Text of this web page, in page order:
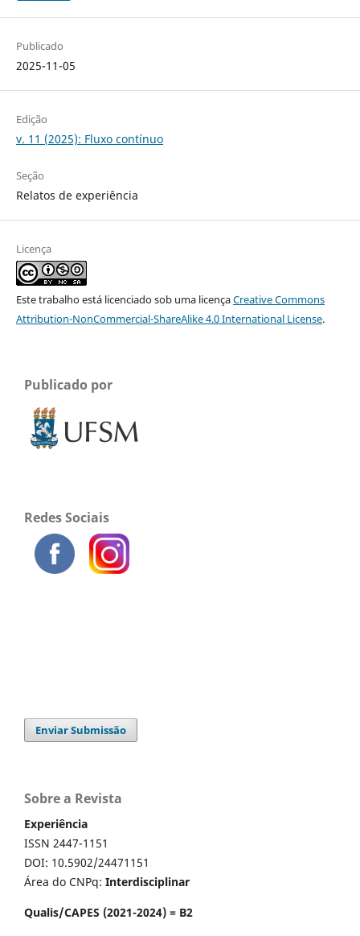
Publicado
2025-11-05
Edição
v. 11 (2025): Fluxo contínuo
Seção
Relatos de experiência
Licença
Este trabalho está licenciado sob uma licençaCreative Commons
Attribution-NonCommercial-ShareAlike 4.0 International License.
Publicado por
Redes Sociais
Enviar Submissão
Sobre a Revista
Experiência
ISSN 2447-1151
DOI: 10.5902/24471151
Área do CNPq: Interdisciplinar
Qualis/CAPES (2021-2024) = B2